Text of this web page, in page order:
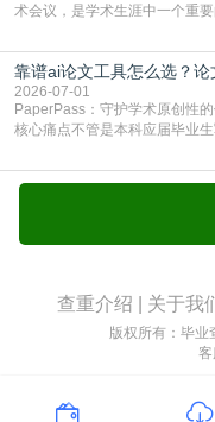
术会议，是学术生涯中一个重
疑问：国际学术会议论文到底
AEIC学术交流中心小编就为大
文发表的相对优势与期刊论文
靠谱ai论文工具怎么选？
2026-07-01
PaperPass：守护学术原创性
核心痛点不管是本科应届毕业
自己逐句读逐句改，熬好几个
率超标，再返工太折腾。现在
决。靠谱的ai论文工具，不止
查重介绍 关于我
版权所有：毕业